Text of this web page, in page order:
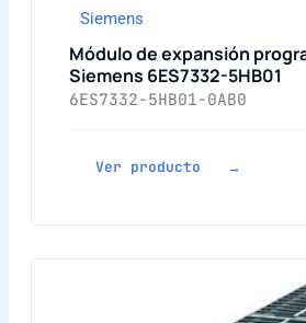
Siemens
Módulo de expansión
Siemens 6ES7332-5HB01
6ES7332-5HB01-0AB0
Ver producto →